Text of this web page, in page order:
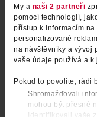
My a naši 2 partneři
pomocí technologií,
přístup k informacím
personalizované
na návštěvníky a vývoj
vaše údaje používá a k
Pokud to povolíte, rádi
Shromažďovali
mohou být přesné
Identifikovali vaše
GS
DO KOŠÍKU